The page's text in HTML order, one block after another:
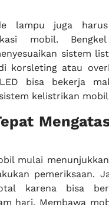
lampu juga harus
mobil.
sistem
korsleting atau
bisa bekerja
kelistrikan
mulai
pemeriksaan.
karena bisa
hari. Membawa